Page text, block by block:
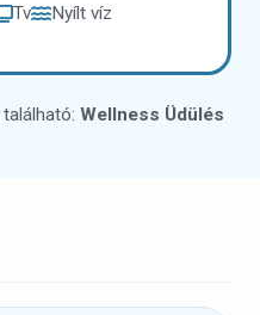
Tv
Nyílt víz
Wellness Üdülés